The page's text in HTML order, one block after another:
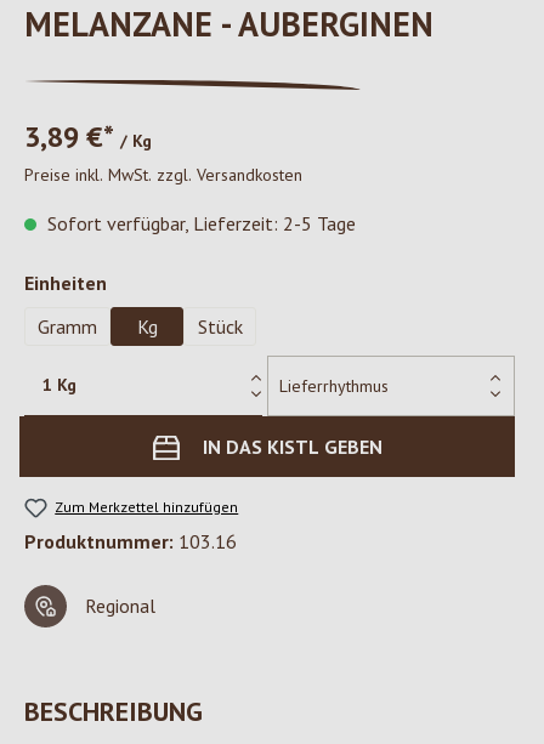
MELANZANE - AUBERGINEN
3,89 €* / Kg
Preise inkl. MwSt. zzgl. Versandkosten
Sofort verfügbar, Lieferzeit: 2-5 Tage
Einheiten
Gramm
Kg Stück
IN DAS KISTL GEBEN
Zum Merkzettel hinzufügen
Produktnummer: 103.16
Regional
BESCHREIBUNG